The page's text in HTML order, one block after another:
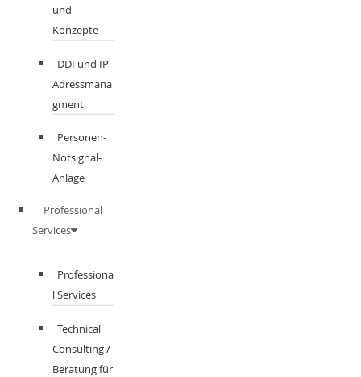
und
Konzepte
DDI und IP-
Adressmana
gment​
Personen-
Notsignal-
Anlage
Professional
Services
Professiona
l Services
Technical
Consulting /
Beratung für